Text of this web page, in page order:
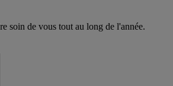
soin de vous tout au long de l'année.